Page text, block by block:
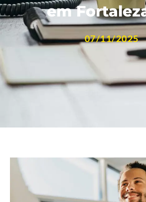
em
07/11/2025